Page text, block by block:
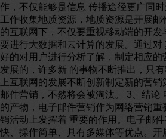
作，不仅能够是信息 传播途径更广同
工作收集地质资源，地质资源是开展
的互联网下，不仅要重视移动端的开
要进行大数据和云计算的发展。通过对
好的对用户进行分析了解，制定相应
发展的，许多新 的事物不断推出，只
上互联网的发展不断创新制定新的营
邮件营销，不然将会被淘汰。 3、结论
的产物，电子邮件营销作为网络营销
销活动上发挥着 重要的作用。电子邮
快、操作简单、具有多媒体等优点。开